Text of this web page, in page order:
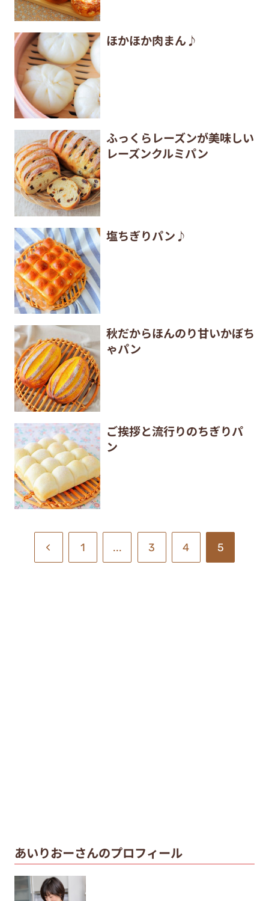
ほかほか肉まん♪
ふっくらレーズンが美味しい
レーズンクルミパン
塩ちぎりパン♪
秋だからほんのり甘いかぼち
ゃパン
ご挨拶と流行りのちぎりパ
ン
1 ... 3 4 5
あいりおーさんのプロフィール